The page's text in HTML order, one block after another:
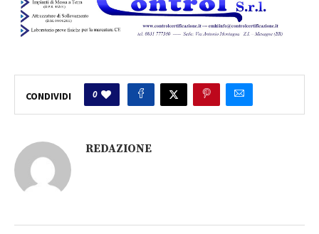
CONDIVIDI 0
REDAZIONE